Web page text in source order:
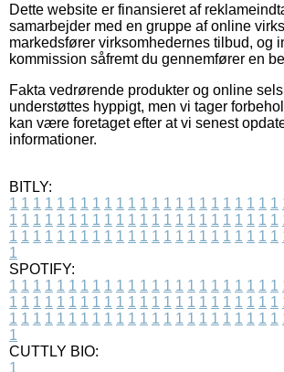
Dette website er finansieret af
samarbejder med en gruppe af online
markedsfører virksomhedernes tilbud, og
kommission såfremt du gennemfører en
Fakta vedrørende produkter og online
understøttes hyppigt, men vi tager
kan være foretaget efter at vi senest
informationer.
BITLY:
1 1 1 1 1 1 1 1 1 1 1 1 1 1 1 1 1 1 1 1 1 1 1
1 1 1 1 1 1 1 1 1 1 1 1 1 1 1 1 1 1 1 1 1 1 1
1 1 1 1 1 1 1 1 1 1 1 1 1 1 1 1 1 1 1 1 1 1 1
1
SPOTIFY:
1 1 1 1 1 1 1 1 1 1 1 1 1 1 1 1 1 1 1 1 1 1 1
1 1 1 1 1 1 1 1 1 1 1 1 1 1 1 1 1 1 1 1 1 1 1
1 1 1 1 1 1 1 1 1 1 1 1 1 1 1 1 1 1 1 1 1 1 1
1
CUTTLY BIO:
1